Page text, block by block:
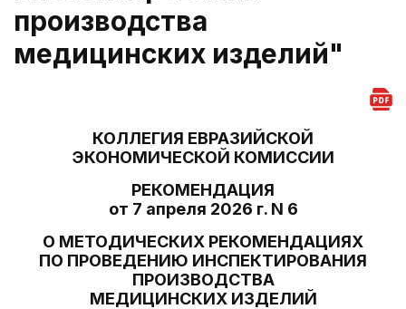
производства
медицинских изделий"
КОЛЛЕГИЯ ЕВРАЗИЙСКОЙ
ЭКОНОМИЧЕСКОЙ КОМИССИИ
РЕКОМЕНДАЦИЯ
от 7 апреля 2026 г. N 6
О МЕТОДИЧЕСКИХ РЕКОМЕНДАЦИЯХ
ПО ПРОВЕДЕНИЮ ИНСПЕКТИРОВАНИЯ
ПРОИЗВОДСТВА
МЕДИЦИНСКИХ ИЗДЕЛИЙ